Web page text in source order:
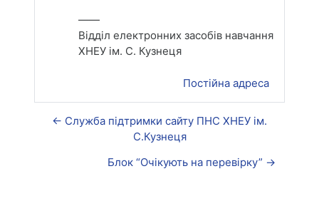
——
Відділ електронних засобів навчання
ХНЕУ ім. С. Кузнеця
Постійна адреса
← Служба підтримки сайту ПНС ХНЕУ ім.
С.Кузнеця
Блок “Очікують на перевірку” →